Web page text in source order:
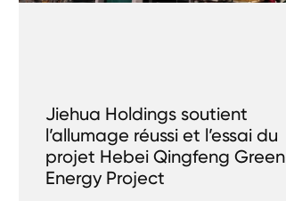
Jiehua Holdings soutient
l’allumage réussi et l’essai du
projet Hebei Qingfeng Green
Energy Project